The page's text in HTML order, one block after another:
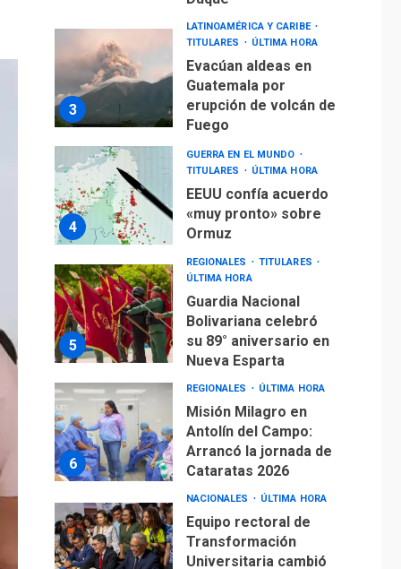
3
LATINOAMÉRICA Y CARIBE
TITULARES
ÚLTIMA HORA
Evacúan aldeas en
Guatemala por
erupción de volcán de
Fuego
4
GUERRA EN EL MUNDO
TITULARES
ÚLTIMA HORA
EEUU confía acuerdo
«muy pronto» sobre
Ormuz
5
REGIONALES
TITULARES
ÚLTIMA HORA
Guardia Nacional
Bolivariana celebró
su 89° aniversario en
Nueva Esparta
6
REGIONALES ÚLTIMA HORA
Misión Milagro en
Antolín del Campo:
Arrancó la jornada de
Cataratas 2026
NACIONALES ÚLTIMA HORA
Equipo rectoral de
Transformación
Universitaria cambió